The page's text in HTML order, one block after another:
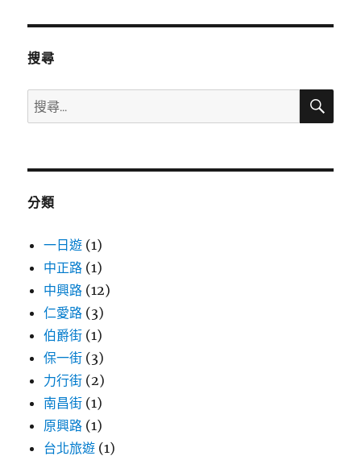
幣？
年
懶
搜尋
搜
尋
鍵
搜
分類
一日遊 (1)
中正路 (1)
中興路 (12)
仁愛路 (3)
伯爵街 (1)
保一街 (3)
力行街 (2)
南昌街 (1)
原興路 (1)
台北旅遊 (1)